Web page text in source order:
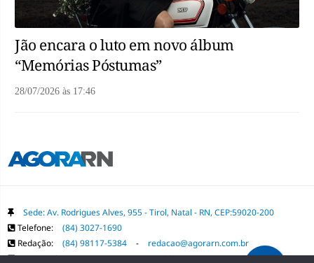
Jão encara o luto em novo álbum
“Memórias Póstumas”
28/07/2026 às 17:46
Sede: Av. Rodrigues Alves, 955 - Tirol, Natal - RN, CEP:59020-200
Telefone:
(84) 3027-1690
Redação:
(84) 98117-5384 -
redacao@agorarn.com.br
Comercial: (84) 98117-1718 - publica@agorarn.com.br